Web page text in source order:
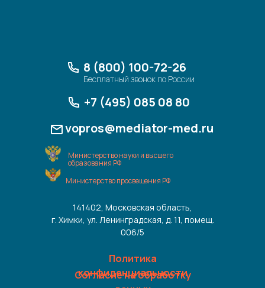
Политика
конфиденциальности
8 (800) 100-72-26
Бесплатный звонок по России
vopros@mediator-med.ru
141402, Московская область,
г. Химки, ул. Ленинградская, д. 11, помещ.
006/5
Согласие на обработку
+7 (495) 085 08 80
Министерство науки и высшего
образования РФ
Министерство просвещения РФ